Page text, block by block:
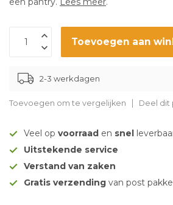
Toevoegen aan
2-3 werkdagen
Toevoegen om te vergelijken Deel dit
Veel op voorraad en snel
Uitstekende service
Verstand van zaken
Gratis verzending van post